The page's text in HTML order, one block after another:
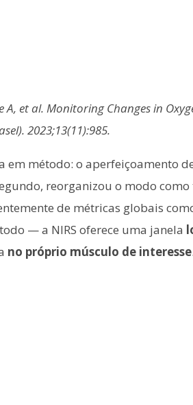
et al. Monitoring Changes in
2023;13(11):985.
em método: o aperfeiçoamento
reorganizou o modo
de métricas globais
— a NIRS oferece uma janela
no próprio músculo de interesse.